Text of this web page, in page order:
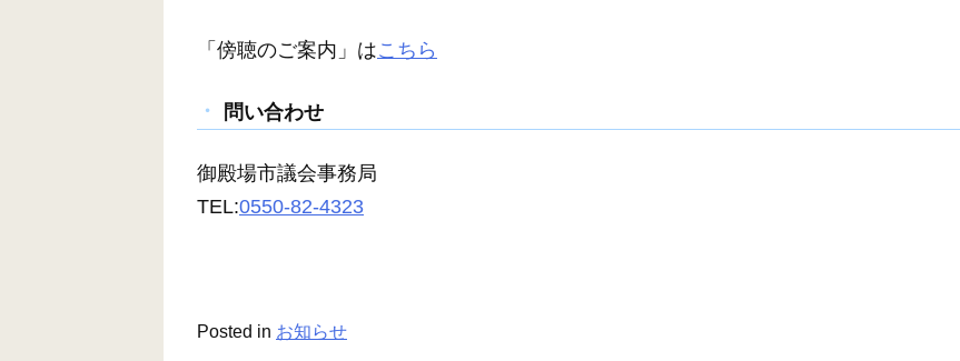
「傍聴のご案内」はこちら
問い合わせ
御殿場市議会事務局
TEL:0550-82-4323
Posted in お知らせ